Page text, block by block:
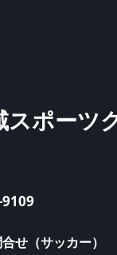
スポーツ
せ（サッカー）